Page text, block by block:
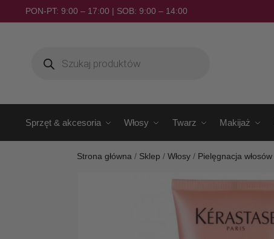
PON-PT: 9:00 – 17:00 | SOB: 9:00 – 14:00
Sprzęt & akcesoria Włosy Twarz Makijaż
Strona główna / Sklep /Włosy / Pielęgnacja włosów